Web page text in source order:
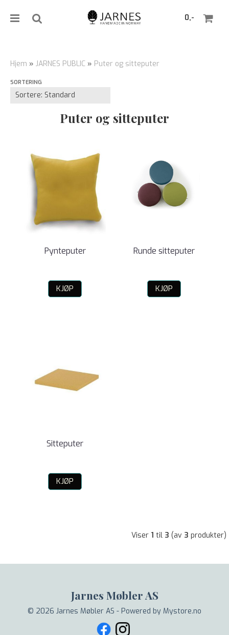
0,-
Hjem » JARNES PUBLIC » Puter og sitteputer
SORTERING
Puter og sitteputer
Pynteputer
KJØP
Runde sitteputer
KJØP
Sitteputer
KJØP
Viser 1 til 3 (av 3 produkter)
Jarnes Møbler AS
© 2026 Jarnes Møbler AS - Powered by Mystore.no